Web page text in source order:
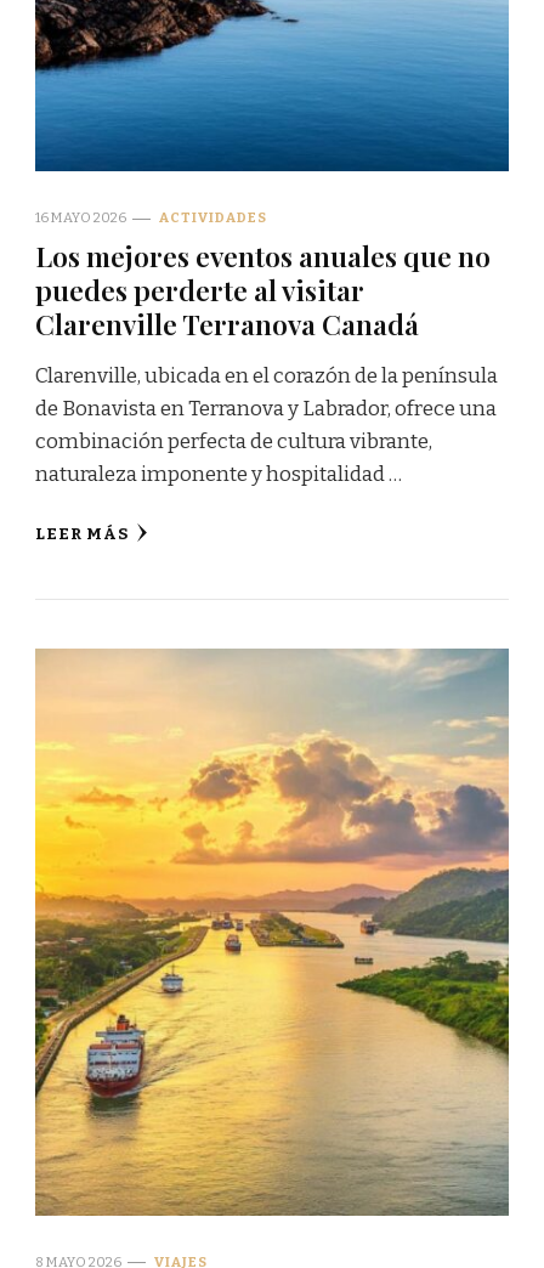
16 MAYO 2026 ACTIVIDADES
Los mejores eventos anuales que no
puedes perderte al visitar
Clarenville Terranova Canadá
Clarenville, ubicada en el corazón de la península
de Bonavista en Terranova y Labrador, ofrece una
combinación perfecta de cultura vibrante,
naturaleza imponente y hospitalidad …
LEER MÁS
8 MAYO 2026 VIAJES